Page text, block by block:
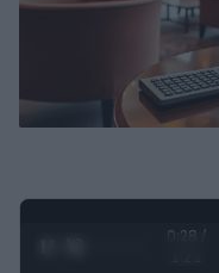
0:29 /